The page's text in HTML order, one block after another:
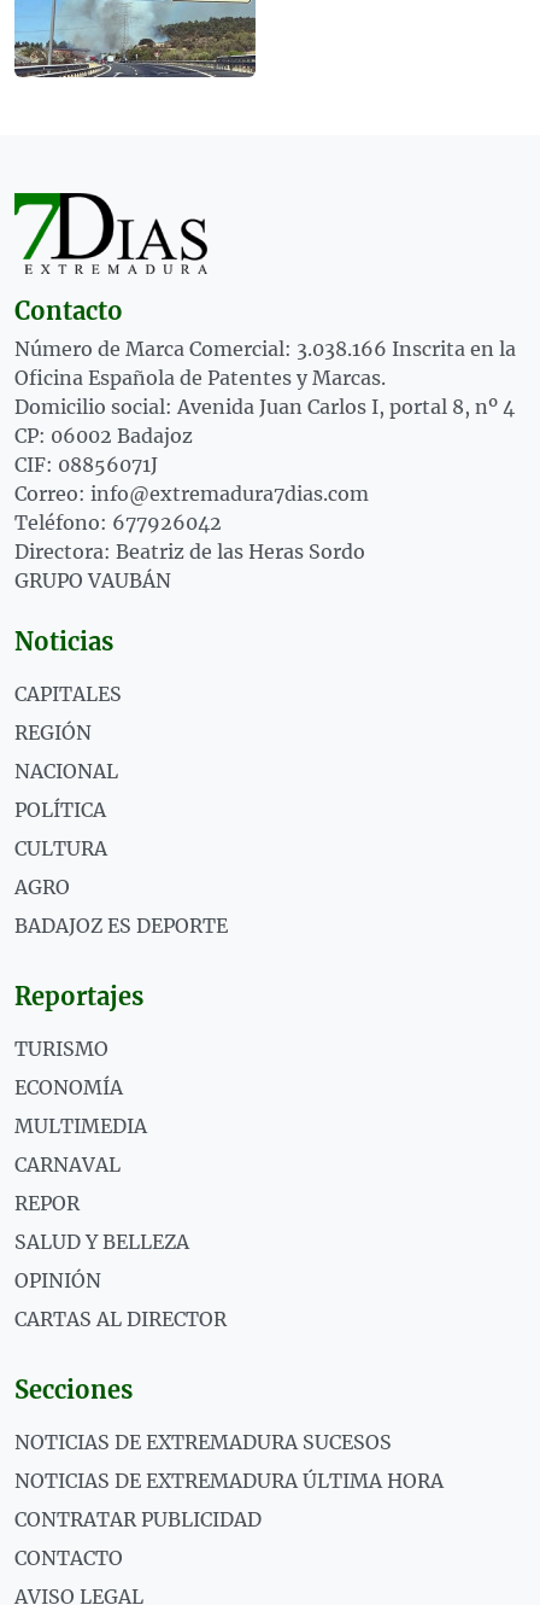
Contacto
Número de Marca Comercial: 3.038.166 Inscrita en la
Oficina Española de Patentes y Marcas.
Domicilio social: Avenida Juan Carlos I, portal 8, nº 4
CP: 06002 Badajoz
CIF: 08856071J
Correo: info@extremadura7dias.com
Teléfono: 677926042
Directora: Beatriz de las Heras Sordo
GRUPO VAUBÁN
Noticias
CAPITALES
REGIÓN
NACIONAL
POLÍTICA
CULTURA
AGRO
BADAJOZ ES DEPORTE
Reportajes
TURISMO
ECONOMÍA
MULTIMEDIA
CARNAVAL
REPOR
SALUD Y BELLEZA
OPINIÓN
CARTAS AL DIRECTOR
Secciones
NOTICIAS DE EXTREMADURA SUCESOS
NOTICIAS DE EXTREMADURA ÚLTIMA HORA
CONTRATAR PUBLICIDAD
CONTACTO
AVISO LEGAL